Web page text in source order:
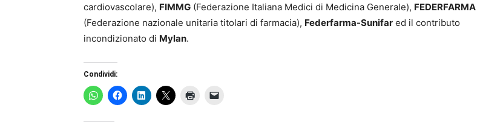
cardiovascolare), FIMMG (Federazione Italiana Medici di Medicina Generale), FEDERFARMA
(Federazione nazionale unitaria titolari di farmacia), Federfarma-Sunifar ed il contributo
incondizionato di Mylan.
Condividi: